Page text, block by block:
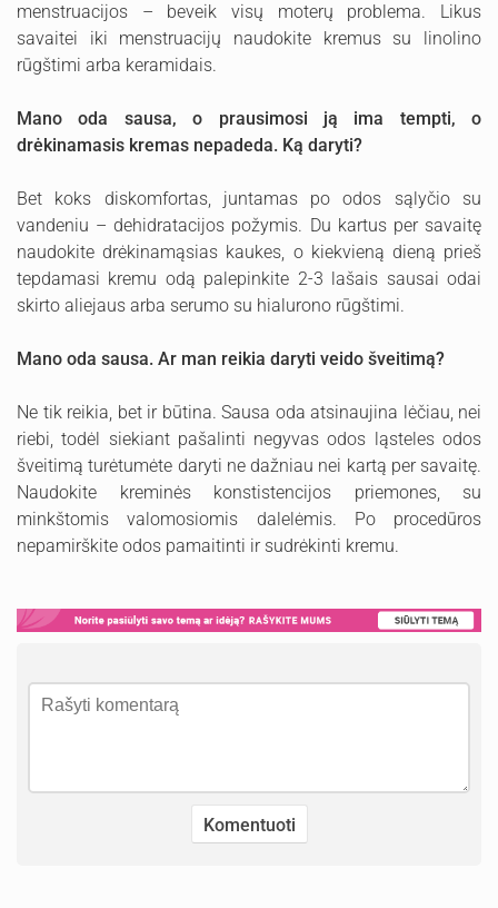
menstruacijos – beveik visų moterų problema. Likus
savaitei iki menstruacijų naudokite kremus su linolino
rūgštimi arba keramidais.
Mano oda sausa, o prausimosi ją ima tempti, o
drėkinamasis kremas nepadeda. Ką daryti?
Bet koks diskomfortas, juntamas po odos sąlyčio su
vandeniu – dehidratacijos požymis. Du kartus per savaitę
naudokite drėkinamąsias kaukes, o kiekvieną dieną prieš
tepdamasi kremu odą palepinkite 2-3 lašais sausai odai
skirto aliejaus arba serumo su hialurono rūgštimi.
Mano oda sausa. Ar man reikia daryti veido šveitimą?
Ne tik reikia, bet ir būtina. Sausa oda atsinaujina lėčiau, nei
riebi, todėl siekiant pašalinti negyvas odos ląsteles odos
šveitimą turėtumėte daryti ne dažniau nei kartą per savaitę.
Naudokite kreminės konstistencijos priemones, su
minkštomis valomosiomis dalelėmis. Po procedūros
nepamirškite odos pamaitinti ir sudrėkinti kremu.